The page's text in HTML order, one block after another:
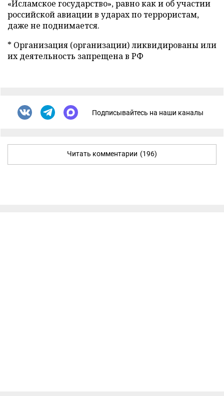
«Исламское государство», равно как и об участии
российской авиации в ударах по террористам,
даже не поднимается.
* Организация (организации) ликвидированы или
их деятельность запрещена в РФ
Подписывайтесь на наши каналы
Читать комментарии (196)